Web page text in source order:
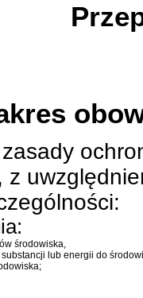
z
środowiska,
lub energii do